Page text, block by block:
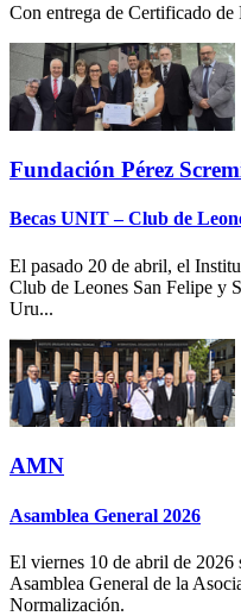
Con entrega de Certificado
Fundación Pérez
Becas UNIT – Club de
El pasado 20 de abril, el
Club de Leones San Felipe y
Uru...
AMN
Asamblea General 2026
El viernes 10 de abril de 2026
Asamblea General de la
Normalización.